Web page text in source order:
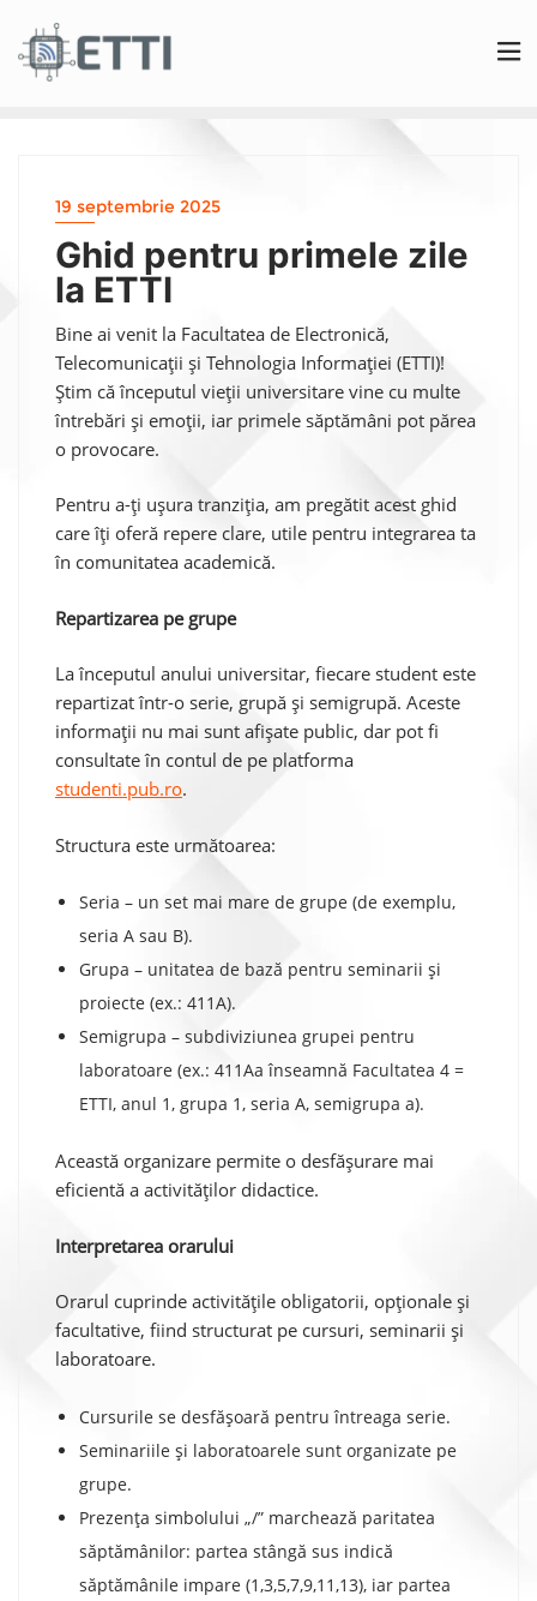
19 septembrie 2025
Ghid pentru primele zile
la ETTI
Bine ai venit la Facultatea de Electronică,
Telecomunicații și Tehnologia Informației (ETTI)!
Știm că începutul vieții universitare vine cu multe
întrebări și emoții, iar primele săptămâni pot părea
o provocare.
Pentru a-ți ușura tranziția, am pregătit acest ghid
care îți oferă repere clare, utile pentru integrarea ta
în comunitatea academică.
Repartizarea pe grupe
La începutul anului universitar, fiecare student este
repartizat într-o serie, grupă și semigrupă. Aceste
informații nu mai sunt afișate public, dar pot fi
consultate în contul de pe platforma
studenti.pub.ro.
Structura este următoarea:
Seria – un set mai mare de grupe (de exemplu,
seria A sau B).
Grupa – unitatea de bază pentru seminarii și
proiecte (ex.: 411A).
Semigrupa – subdiviziunea grupei pentru
laboratoare (ex.: 411Aa înseamnă Facultatea 4 =
ETTI, anul 1, grupa 1, seria A, semigrupa a).
Această organizare permite o desfășurare mai
eficientă a activităților didactice.
Interpretarea orarului
Orarul cuprinde activitățile obligatorii, opționale și
facultative, fiind structurat pe cursuri, seminarii și
laboratoare.
Cursurile se desfășoară pentru întreaga serie.
Seminariile și laboratoarele sunt organizate pe
grupe.
Prezența simbolului „/” marchează paritatea
săptămânilor: partea stângă sus indică
săptămânile impare (1,3,5,7,9,11,13), iar partea